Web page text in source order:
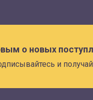
о новых
и